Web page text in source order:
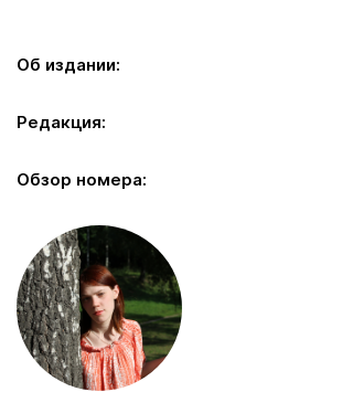
Об издании:
Редакция:
Обзор номера: